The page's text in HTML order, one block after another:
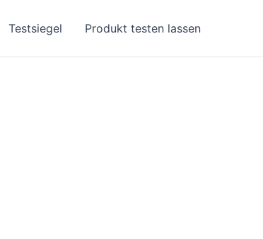
Testsiegel Produkt testen lassen